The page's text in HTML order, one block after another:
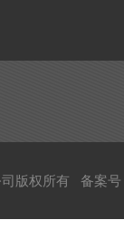
司版权所有 备案号